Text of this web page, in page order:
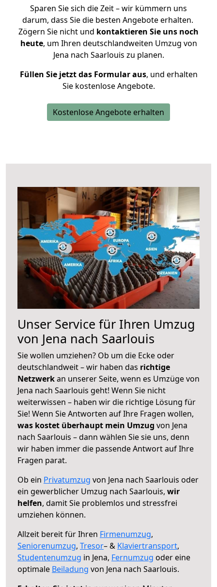
Sparen Sie sich die Zeit – wir kümmern uns
darum, dass Sie die besten Angebote erhalten.
Zögern Sie nicht und kontaktieren Sie uns noch
heute, um Ihren deutschlandweiten Umzug von
Jena nach Saarlouis zu planen.
Füllen Sie jetzt das Formular aus, und erhalten
Sie kostenlose Angebote.
Kostenlose Angebote erhalten
Unser Service für Ihren Umzug
von Jena nach Saarlouis
Sie wollen umziehen? Ob um die Ecke oder
deutschlandweit – wir haben das richtige
Netzwerkan unserer Seite, wenn es Umzüge von
Jena nach Saarlouis geht! Wenn Sie nicht
weiterwissen – haben wir die richtige Lösung für
Sie! Wenn Sie Antworten auf Ihre Fragen wollen,
was kostet überhaupt mein Umzug von Jena
nach Saarlouis – dann wählen Sie sie uns, denn
wir haben immer die passende Antwort auf Ihre
Fragen parat.
Ob ein Privatumzug von Jena nach Saarlouis oder
ein gewerblicher Umzug nach Saarlouis, wir
helfen, damit Sie problemlos und stressfrei
umziehen können.
Allzeit bereit für Ihren Firmenumzug,
Seniorenumzug, Tresor– & Klaviertransport,
Studentenumzug in Jena, Fernumzug oder eine
optimale Beiladung von Jena nach Saarlouis.